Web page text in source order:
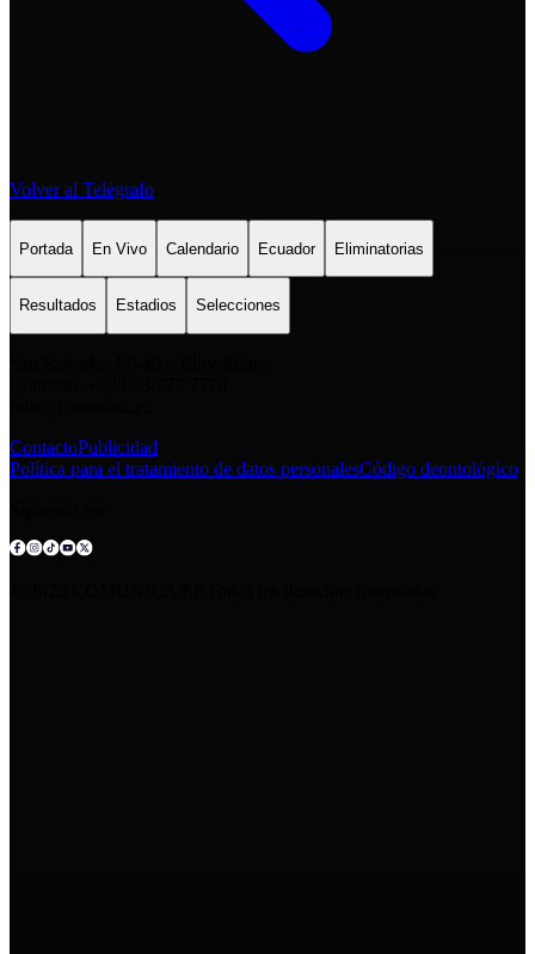
Volver al Telégrafo
Portada En Vivo Calendario Ecuador Eliminatorias
Resultados Estadios Selecciones
ContactoPublicidad
Política para el tratamiento de datos personalesCódigo deontológico